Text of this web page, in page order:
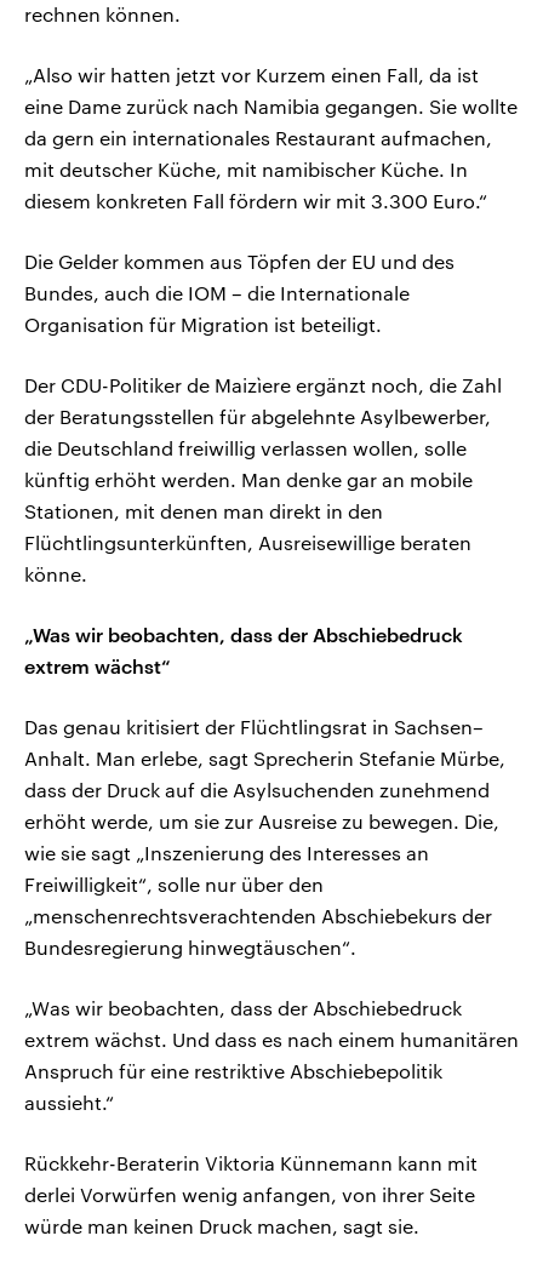
rechnen können.
„Also wir hatten jetzt vor Kurzem einen Fall, da ist
eine Dame zurück nach Namibia gegangen. Sie wollte
da gern ein internationales Restaurant aufmachen,
mit deutscher Küche, mit namibischer Küche. In
diesem konkreten Fall fördern wir mit 3.300 Euro.“
Die Gelder kommen aus Töpfen der EU und des
Bundes, auch die IOM – die Internationale
Organisation für Migration ist beteiligt.
Der CDU-Politiker de Maizìere ergänzt noch, die Zahl
der Beratungsstellen für abgelehnte Asylbewerber,
die Deutschland freiwillig verlassen wollen, solle
künftig erhöht werden. Man denke gar an mobile
Stationen, mit denen man direkt in den
Flüchtlingsunterkünften, Ausreisewillige beraten
könne.
„Was wir beobachten, dass der Abschiebedruck
extrem wächst“
Das genau kritisiert der Flüchtlingsrat in Sachsen–
Anhalt. Man erlebe, sagt Sprecherin Stefanie Mürbe,
dass der Druck auf die Asylsuchenden zunehmend
erhöht werde, um sie zur Ausreise zu bewegen. Die,
wie sie sagt „Inszenierung des Interesses an
Freiwilligkeit“, solle nur über den
„menschenrechtsverachtenden Abschiebekurs der
Bundesregierung hinwegtäuschen“.
„Was wir beobachten, dass der Abschiebedruck
extrem wächst. Und dass es nach einem humanitären
Anspruch für eine restriktive Abschiebepolitik
aussieht.“
Rückkehr-Beraterin Viktoria Künnemann kann mit
derlei Vorwürfen wenig anfangen, von ihrer Seite
würde man keinen Druck machen, sagt sie.